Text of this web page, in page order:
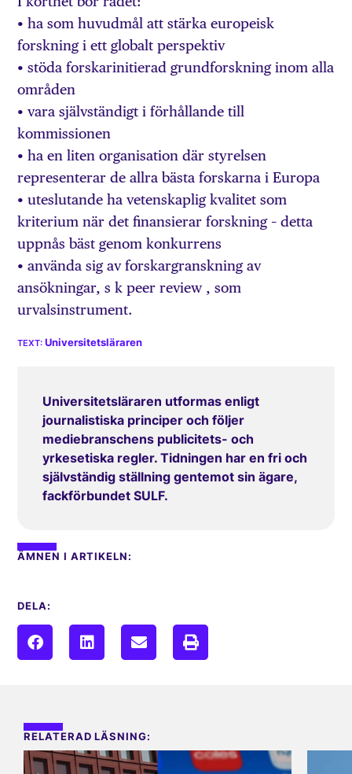
• ha som huvudmål att stärka europeisk
forskning i ett globalt perspektiv
• stöda forskarinitierad grundforskning inom alla
områden
• vara självständigt i förhållande till
kommissionen
• ha en liten organisation där styrelsen
representerar de allra bästa forskarna i Europa
• uteslutande ha vetenskaplig kvalitet som
kriterium när det finansierar forskning – detta
uppnås bäst genom konkurrens
• använda sig av forskargranskning av
ansökningar, s k peer review , som
urvalsinstrument.
Universitetsläraren
Universitetsläraren utformas enligt
journalistiska principer och följer
mediebranschens publicitets- och
yrkesetiska regler. Tidningen har en fri och
självständig ställning gentemot sin ägare,
fackförbundet SULF.
ÄMNEN I ARTIKELN:
DELA:
RELATERAD LÄSNING: